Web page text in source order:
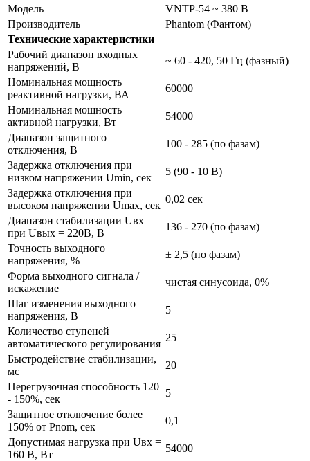
Модель
VNTP-54 ~ 380 В
Производитель
Phantom (Фантом)
Технические характеристики
Рабочий диапазон входных
напряжений, В
~ 60 - 420, 50 Гц (фазный)
Номинальная мощность
реактивной нагрузки, ВА
60000
Номинальная мощность
активной нагрузки, Вт
54000
Диапазон защитного
отключения, В
100 - 285 (по фазам)
Задержка отключения при
низком напряжении Umin, сек
5 (90 - 10 В)
Задержка отключения при
высоком напряжении Umax, сек
0,02 сек
Диапазон стабилизации Uвх
при Uвых = 220В, В
136 - 270 (по фазам)
Точность выходного
напряжения, %
± 2,5 (по фазам)
Форма выходного сигнала /
искажение
чистая синусоида, 0%
Шаг изменения выходного
напряжения, В
5
Количество ступеней
автоматического регулирования
25
Быстродействие стабилизации,
мс
20
Перегрузочная способность 120
- 150%, сек
5
Защитное отключение более
150% от Pnom, сек
0,1
Допустимая нагрузка при Uвх =
160 В, Вт
54000